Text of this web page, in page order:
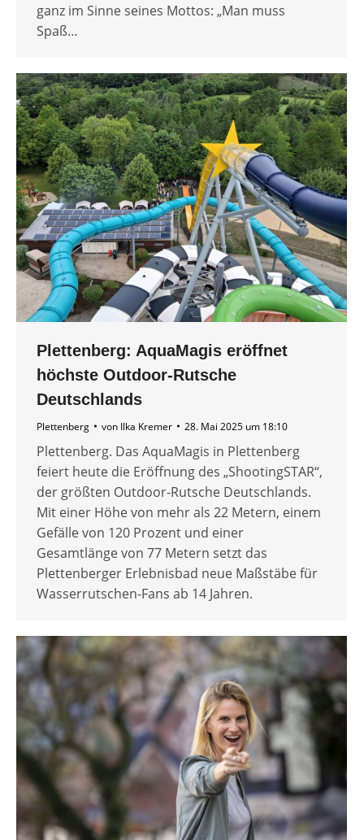
ganz im Sinne seines Mottos: „Man muss
Spaß…
Plettenberg: AquaMagis eröffnet
höchste Outdoor-Rutsche
Deutschlands
Plettenberg von Ilka Kremer 28. Mai 2025 um 18:10
Plettenberg. Das AquaMagis in Plettenberg
feiert heute die Eröffnung des „ShootingSTAR“,
der größten Outdoor-Rutsche Deutschlands.
Mit einer Höhe von mehr als 22 Metern, einem
Gefälle von 120 Prozent und einer
Gesamtlänge von 77 Metern setzt das
Plettenberger Erlebnisbad neue Maßstäbe für
Wasserrutschen-Fans ab 14 Jahren.